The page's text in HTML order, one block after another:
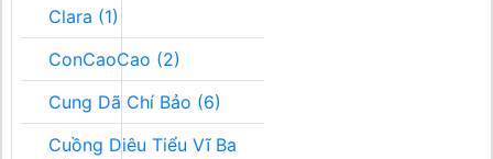
Clara (1)
ConCaoCao (2)
Cung Dã Chí Bảo (6)
Cuồng Diêu Tiểu Vĩ Ba